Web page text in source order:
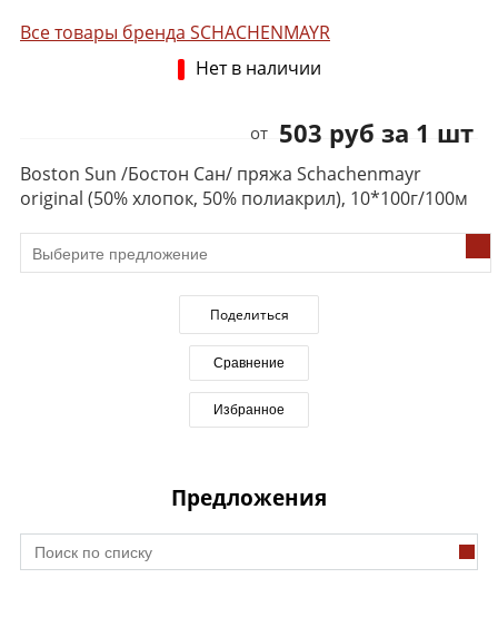
Все товары бренда SCHACHENMAYR
Нет в наличии
503 руб за 1 шт
от
Boston Sun /Бостон Сан/ пряжа Schachenmayr
original (50% хлопок, 50% полиакрил), 10*100г/100м
Поделиться
Сравнение
Избранное
Предложения